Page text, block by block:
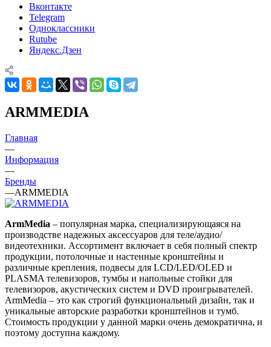
Вконтакте
Telegram
Одноклассники
Rutube
Яндекс.Дзен
ARMMEDIA
Главная
—
Информация
—
Бренды
—ARMMEDIA
ArmMedia – популярная марка, специализирующаяся на
производстве надежных аксессуаров для теле/аудио/
видеотехники. Ассортимент включает в себя полный спектр
продукции, потолочные и настенные кронштейны и
различные крепления, подвесы для LCD/LED/OLED и
PLASMA телевизоров, тумбы и напольные стойки для
телевизоров, акустических систем и DVD проигрывателей.
ArmMedia – это как строгий функциональный дизайн, так и
уникальные авторские разработки кронштейнов и тумб.
Стоимость продукции у данной марки очень демократична, и
поэтому доступна каждому.